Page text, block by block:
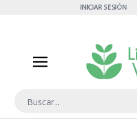
INICIAR SESIÓN